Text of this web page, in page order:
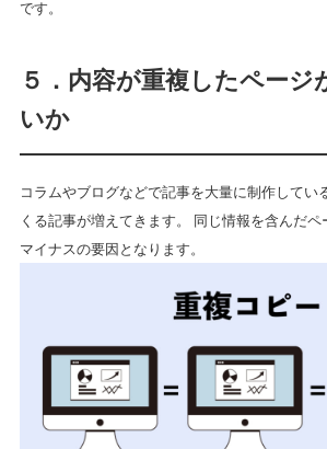
です。
５．内容が重複したページ
いか
コラムやブログなどで記事を大量に制作してい
くる記事が増えてきます。 同じ情報を含んだペ
マイナスの要因となります。